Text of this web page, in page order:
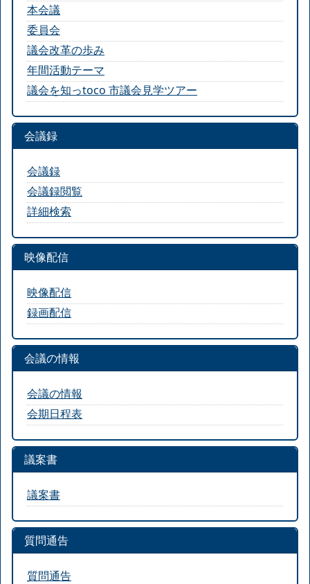
本会議
委員会
議会改革の歩み
年間活動テーマ
議会を知っtoco 市議会見学ツアー
会議録
会議録
会議録閲覧
詳細検索
映像配信
映像配信
録画配信
会議の情報
会議の情報
会期日程表
議案書
議案書
質問通告
質問通告